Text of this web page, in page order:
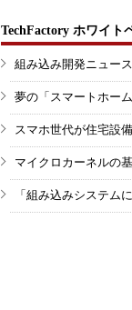
TechFactory ホワイト
組み込み開発ニュー
夢の「スマートホー
スマホ世代が住宅設
マイクロカーネルの
「組み込みシステム